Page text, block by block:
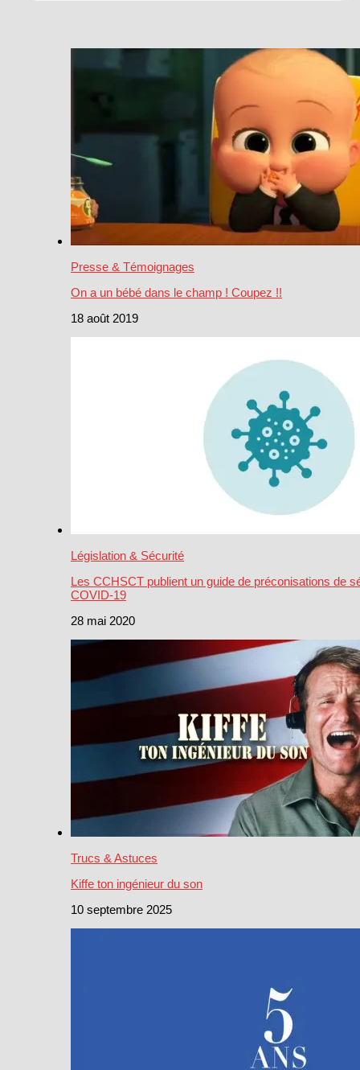
Presse & Témoignages
On a un bébé dans le champ ! Coupez !!
18 août 2019
Législation & Sécurité
Les CCHSCT publient un guide de préconisations de
COVID-19
28 mai 2020
Trucs & Astuces
Kiffe ton ingénieur du son
10 septembre 2025